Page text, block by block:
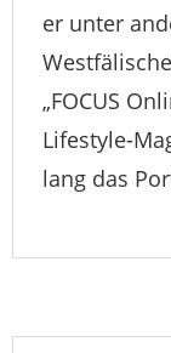
er unter
„FOCUS
Lifestyle-
lang das